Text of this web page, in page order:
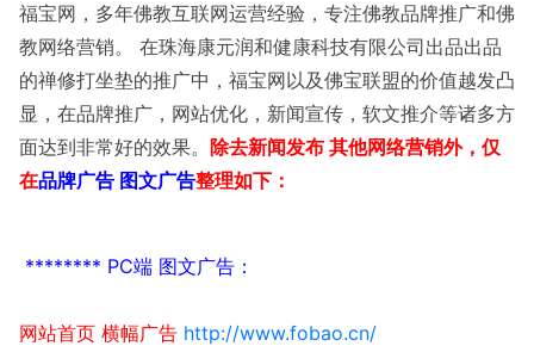
福宝网，多年佛教互联网运营经验，专注佛教品牌推广和佛
教网络营销。 在珠海康元润和健康科技有限公司出品出品
的禅修打坐垫的推广中，福宝网以及佛宝联盟的价值越发凸
显，在品牌推广，网站优化，新闻宣传，软文推介等诸多方
面达到非常好的效果。 除去新闻发布 其他网络营销外，仅
在品牌广告 图文广告整理如下：
******** PC端 图文广告：
网站首页 横幅广告 http://www.fobao.cn/